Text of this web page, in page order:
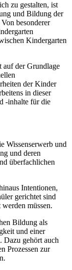
zu gestalten, ist
und Bildung der
besonderer
Kindergarten
auf der Grundlage
der Kinder
in dieser
-inhalte für die
Wissenserwerb und
und deren
überfachlichen
Intentionen,
gerichtet sind
müssen.
Bildung als
und einer
Dazu gehört auch
Prozessen zur